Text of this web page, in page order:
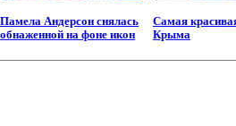
Памела Андерсон снялась
обнаженной на фоне икон
Самая
Крыма